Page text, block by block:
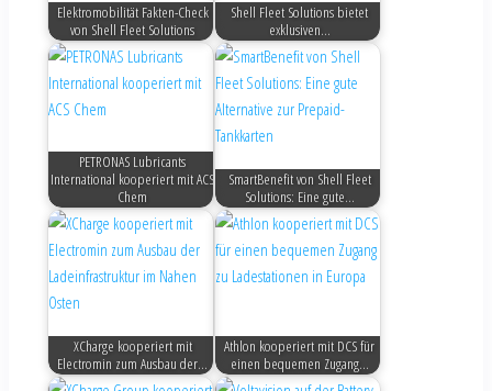
Elektromobilität Fakten-Check
von Shell Fleet Solutions
Shell Fleet Solutions bietet
exklusiven…
PETRONAS Lubricants
International kooperiert mit ACS
Chem
SmartBenefit von Shell Fleet
Solutions: Eine gute…
XCharge kooperiert mit
Electromin zum Ausbau der…
Athlon kooperiert mit DCS für
einen bequemen Zugang…